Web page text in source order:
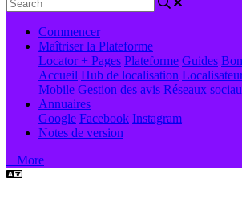
Commencer
Maîtriser la Plateforme
Locator + Pages Plateforme Guides
Accueil Hub de localisation
Mobile Gestion des avis Réseaux
Annuaires
Google Facebook Instagram
Notes de version
+ More